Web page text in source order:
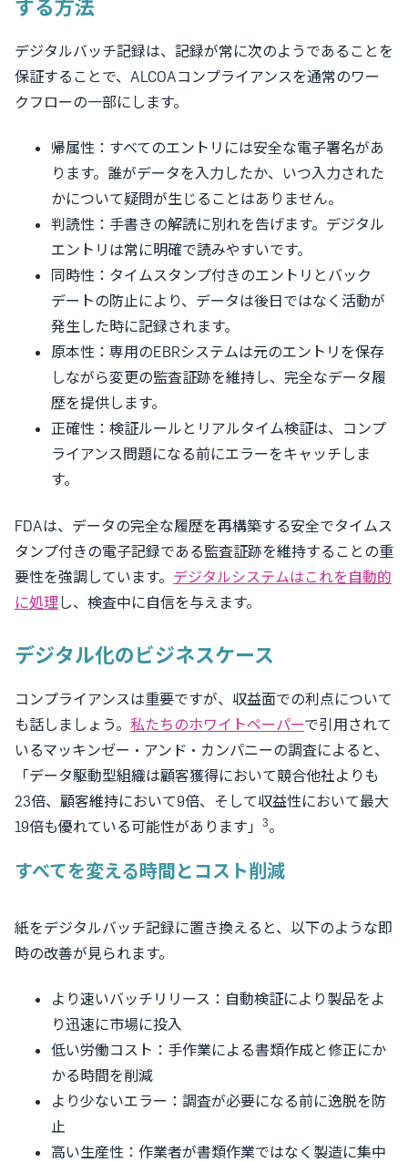
する方法
デジタルバッチ記録は、記録が常に次のようであることを
保証することで、ALCOAコンプライアンスを通常のワー
クフローの一部にします。
帰属性：すべてのエントリには安全な電子署名があ
ります。誰がデータを入力したか、いつ入力された
かについて疑問が生じることはありません。
判読性：手書きの解読に別れを告げます。デジタル
エントリは常に明確で読みやすいです。
同時性：タイムスタンプ付きのエントリとバック
デートの防止により、データは後日ではなく活動が
発生した時に記録されます。
原本性：専用のEBRシステムは元のエントリを保存
しながら変更の監査証跡を維持し、完全なデータ履
歴を提供します。
正確性：検証ルールとリアルタイム検証は、コンプ
ライアンス問題になる前にエラーをキャッチしま
す。
FDAは、データの完全な履歴を再構築する安全でタイムス
タンプ付きの電子記録である監査証跡を維持することの重
要性を強調しています。 デジタルシステムはこれを自動的
に処理 し、検査中に自信を与えます。
デジタル化のビジネスケース
コンプライアンスは重要ですが、収益面での利点について
も話しましょう。 私たちのホワイトペーパーで引用されて
いるマッキンゼー・アンド・カンパニーの調査によると、
「データ駆動型組織は顧客獲得において競合他社よりも
23倍、顧客維持において9倍、そして収益性において最大
19倍も優れている可能性があります」
3。
すべてを変える時間とコスト削減
紙をデジタルバッチ記録に置き換えると、以下のような即
時の改善が見られます。
より速いバッチリリース：自動検証により製品をよ
り迅速に市場に投入
低い労働コスト：手作業による書類作成と修正にか
かる時間を削減
より少ないエラー：調査が必要になる前に逸脱を防
止
高い生産性：作業者が書類作業ではなく製造に集中